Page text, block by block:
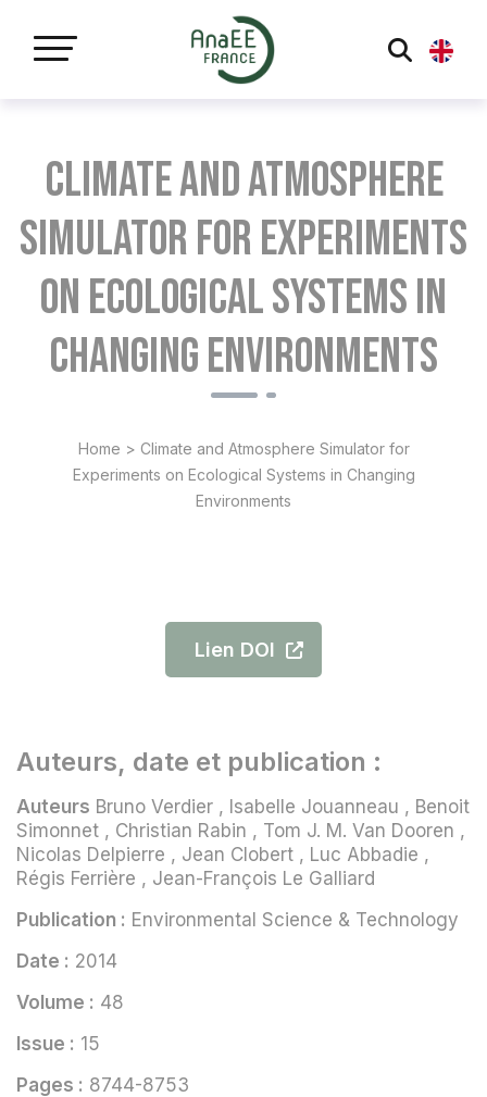
Climate and Atmosphere
Simulator for Experiments
on Ecological Systems in
Changing Environments
Home > Climate and Atmosphere Simulator for
Experiments on Ecological Systems in Changing
Environments
Lien DOI
Auteurs, date et publication :
Auteurs Bruno Verdier , Isabelle Jouanneau , Benoit
Simonnet , Christian Rabin , Tom J. M. Van Dooren ,
Nicolas Delpierre , Jean Clobert , Luc Abbadie ,
Régis Ferrière , Jean-François Le Galliard
Publication : Environmental Science & Technology
Date : 2014
Volume : 48
Issue : 15
Pages : 8744-8753